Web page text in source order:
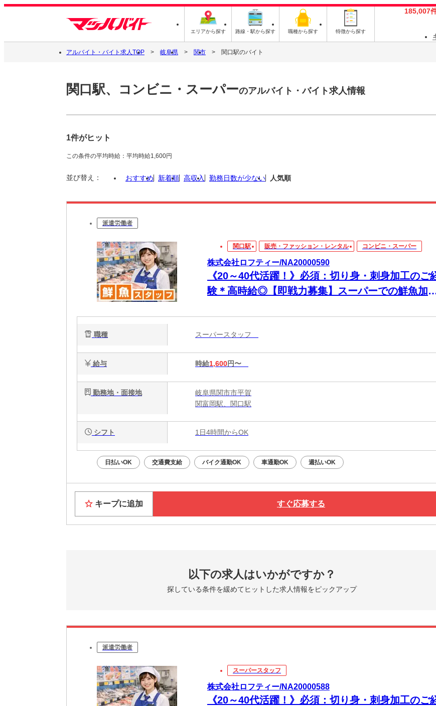
エリアから探す 路線・駅から探す 職種から探す 特徴から探す
185,007
アルバイト・バイト求人TOP 岐阜県 関市 関口駅のバイト
関口駅、コンビニ・スーパーのアルバイト・バイト求人情報
1件がヒット
この条件の平均時給：平均時給1,600円
並び替え： おすすめ 新着順 高収入 勤務日数が少ない 人気順
派遣労働者
関口駅 販売・ファッション・レンタル コンビニ・スーパー
株式会社ロフティー/NA20000590
《20～40代活躍！》必須：切り身・刺身加工のご
験＊高時給◎【即戦力募集】スーパーでの鮮魚加
職種 スーパースタッフ
給与 時給1,600円〜
勤務地・面接地
岐阜県関市市平賀
関富岡駅、関口駅
シフト 1日4時間からOK
日払いOK 交通費支給 バイク通勤OK 車通勤OK 週払いOK
キープに追加 すぐ応募する
以下の求人はいかがですか？
探している条件を緩めてヒットした求人情報をピックアップ
派遣労働者
スーパースタッフ
株式会社ロフティー/NA20000588
《20～40代活躍！》必須：切り身・刺身加工のご